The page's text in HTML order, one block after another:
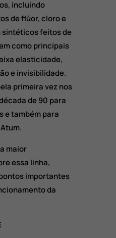
incluindo
de flúor, cloro e
sintéticos feitos de
como principais
elasticidade,
e invisibilidade.
primeira vez nos
de 90 para
e também para
maior
essa linha,
importantes
da